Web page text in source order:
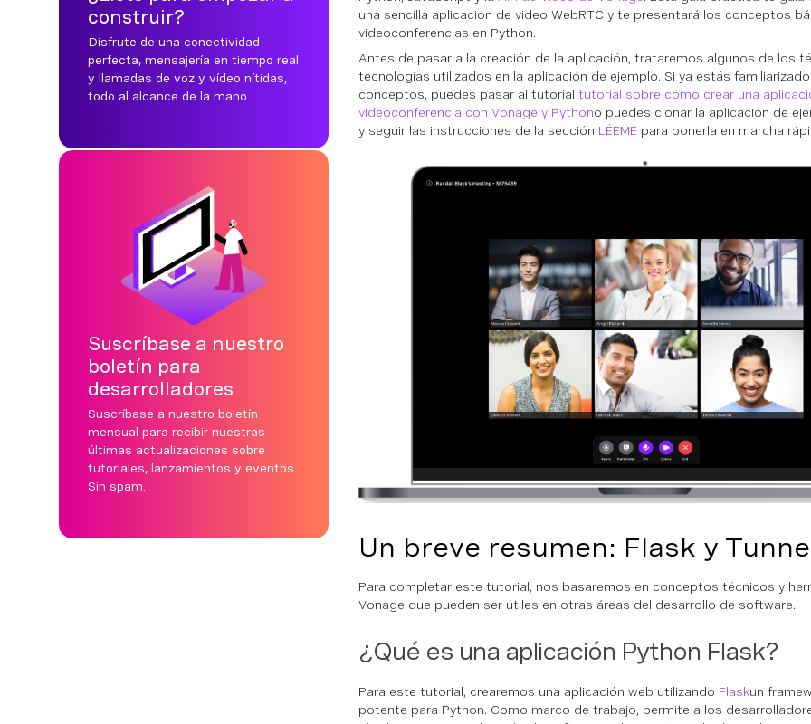
construir?
Disfrute de una conectividad
perfecta, mensajería en tiempo real
y llamadas de voz y vídeo nítidas,
todo al alcance de la mano.
Suscríbase a nuestro
boletín para
desarrolladores
Suscríbase a nuestro boletín
mensual para recibir nuestras
últimas actualizaciones sobre
tutoriales, lanzamientos y eventos.
Sin spam.
una sencilla aplicación de video WebRTC y te presentará los conceptos
videoconferencias en Python.
Antes de pasar a la creación de la aplicación, trataremos algunos de los
tecnologías utilizados en la aplicación de ejemplo. Si ya estás
conceptos, puedes pasar al tutorial tutorial sobre cómo crear una
videoconferencia con Vonage y Pythono puedes clonar la aplicación de
y seguir las instrucciones de la sección LÉEME para ponerla en marcha
Un breve resumen: Flask y
Para completar este tutorial, nos basaremos en conceptos técnicos y
Vonage que pueden ser útiles en otras áreas del desarrollo de software.
¿Qué es una aplicación Python Flask?
Para este tutorial, crearemos una aplicación web utilizando Flaskun
potente para Python. Como marco de trabajo, permite a los